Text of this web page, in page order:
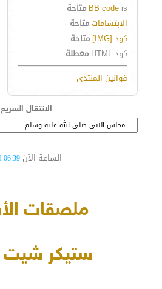
BB code is
متاحة
الابتساماتمتاحة
كود [IMG]
متاحة
كود HTML
معطلة
قوانين المنتدى
الانتقال السريع
الساعة الآن 06:39 PM
ملصقات
ستيكر شيت